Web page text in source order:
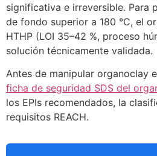
significativa e irreversible. Para
de fondo superior a 180 °C, el
HTHP (LOI 35–42 %, proceso
solución técnicamente validada.
Antes de manipular organoclay
ficha de seguridad SDS del
los EPIs recomendados, la
requisitos REACH.